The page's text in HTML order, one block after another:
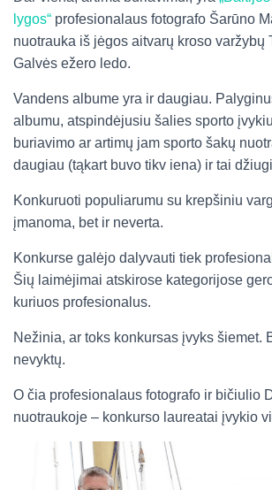
lygos“ profesionalaus fotografo Šarūno
nuotrauka iš jėgos aitvarų kroso varžybų
Galvės ežero ledo.
Vandens albume yra ir daugiau.
albumu, atspindėjusiu šalies sporto
buriavimo ar artimų jam sporto šakų
daugiau (tąkart buvo tikv iena) ir tai
Konkuruoti populiarumu su krepšiniu
įmanoma, bet ir neverta.
Konkurse galėjo dalyvauti tiek
Šių laimėjimai atskirose kategorijose
kuriuos profesionalus.
Nežinia, ar toks konkursas įvyks šiemet.
nevyktų.
O čia profesionalaus fotografo ir bičiulio
nuotraukoje – konkurso laureatai įvykio